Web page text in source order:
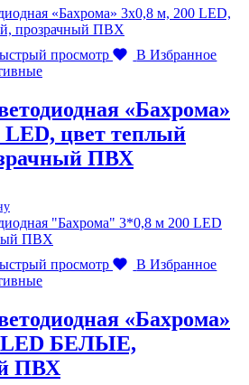
просмотр
В Избранное
«Бахрома»
LED, цвет теплый
ПВХ
просмотр
В Избранное
«Бахрома»
LED БЕЛЫЕ,
ПВХ